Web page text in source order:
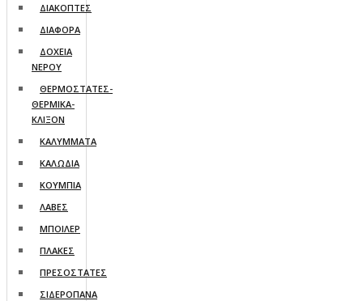
ΔΙΑΚΟΠΤΕΣ
ΔΙΑΦΟΡΑ
ΔΟΧΕΙΑ
ΝΕΡΟΥ
ΘΕΡΜΟΣΤΑΤΕΣ-
ΘΕΡΜΙΚΑ-
ΚΛΙΞΟΝ
ΚΑΛΥΜΜΑΤΑ
ΚΑΛΩΔΙΑ
ΚΟΥΜΠΙΑ
ΛΑΒΕΣ
ΜΠΟΙΛΕΡ
ΠΛΑΚΕΣ
ΠΡΕΣΟΣΤΑΤΕΣ
ΣΙΔΕΡΟΠΑΝΑ